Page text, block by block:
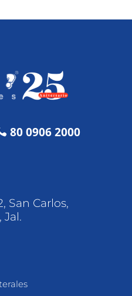
80 0906 2000
San Carlos,
Jal.